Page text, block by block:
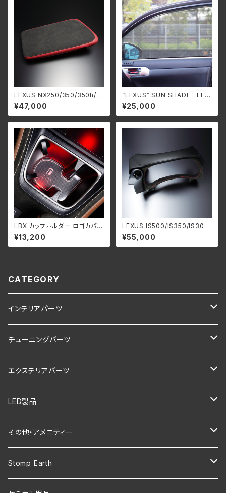
LEXUS NX250/350/350h/4
50h+ ”レザーインテリア” ア
ームレスト
¥47,000
”LEXUS” SUN SHADE LEX
US CT200h+ 用 (ZWA10系)
¥25,000
LBX カップホルダー ロゴカバー
(前後セット)
¥13,200
LEXUS IS500/IS350/IS300
h/IS300 レザーインテリア”
メータークラスター
¥55,000
CATEGORY
インテリアパーツ
LEXUS NX250/350/350h/450h+
LEXUS NX200t/300/300h (10系)
LEXUS CT200h
LEXUS RX200t/300/450h (20系)
LEXUS UX200/250h
チューニングパーツ
LEXUS NX250/350/350h/450h+
LEXUS IS200t/250/300/350/300h
LEXUS UX200/250h
LEXUS RC200t/350/300h
エクステリアパーツ
LEXUS LBX
LED製品
LEXUS NX250/350/350h/450h+
LEXUS UX200/250h
その他・アメニティー
エンブレム・カッティングステッカー
Stomp Earth